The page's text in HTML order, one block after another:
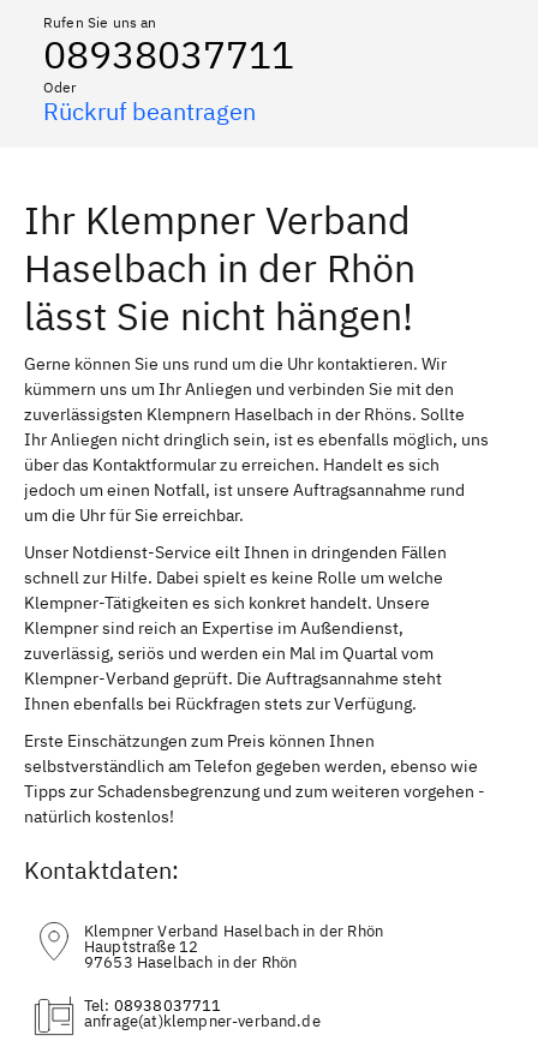
Rufen Sie uns an
08938037711
Oder
Rückruf beantragen
Ihr Klempner Verband
Haselbach in der Rhön
lässt Sie nicht hängen!
Gerne können Sie uns rund um die Uhr kontaktieren. Wir
kümmern uns um Ihr Anliegen und verbinden Sie mit den
zuverlässigsten Klempnern Haselbach in der Rhöns. Sollte
Ihr Anliegen nicht dringlich sein, ist es ebenfalls möglich, uns
über das Kontaktformular zu erreichen. Handelt es sich
jedoch um einen Notfall, ist unsere Auftragsannahme rund
um die Uhr für Sie erreichbar.
Unser Notdienst-Service eilt Ihnen in dringenden Fällen
schnell zur Hilfe. Dabei spielt es keine Rolle um welche
Klempner-Tätigkeiten es sich konkret handelt. Unsere
Klempner sind reich an Expertise im Außendienst,
zuverlässig, seriös und werden ein Mal im Quartal vom
Klempner-Verband geprüft. Die Auftragsannahme steht
Ihnen ebenfalls bei Rückfragen stets zur Verfügung.
Erste Einschätzungen zum Preis können Ihnen
selbstverständlich am Telefon gegeben werden, ebenso wie
Tipps zur Schadensbegrenzung und zum weiteren vorgehen -
natürlich kostenlos!
Kontaktdaten:
Klempner Verband Haselbach in der Rhön
Hauptstraße 12
97653 Haselbach in der Rhön
Tel: 08938037711
(at)